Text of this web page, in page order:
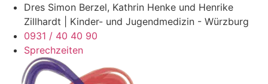
Zum
wechseln
Dres Simon Berzel, Kathrin Henke und Henrike
Zillhardt | Kinder- und Jugendmedizin - Würzburg
0931 / 40 40 90
Sprechzeiten